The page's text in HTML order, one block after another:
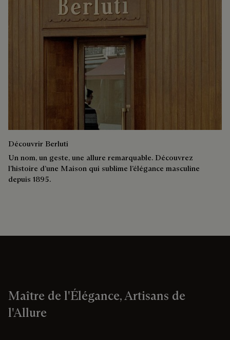
Découvrir Berluti
Un nom, un geste, une allure remarquable. Découvrez
l’histoire d’une Maison qui sublime l’élégance masculine
depuis 1895.
Maître de l'Élégance, Artisans de
l'Allure